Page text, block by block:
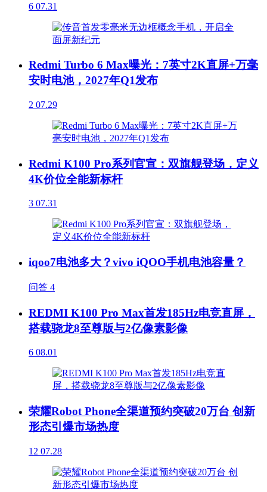
6 07.31
Redmi Turbo 6 Max曝光：7英寸2K直屏+万毫
安时电池，2027年Q1发布
2 07.29
Redmi K100 Pro系列官宣：双旗舰登场，定义
4K价位全能新标杆
3 07.31
iqoo7电池多大？vivo iQOO手机电池容量？
问答 4
REDMI K100 Pro Max首发185Hz电竞直屏，
搭载骁龙8至尊版与2亿像素影像
6 08.01
荣耀Robot Phone全渠道预约突破20万台 创新
形态引爆市场热度
12 07.28